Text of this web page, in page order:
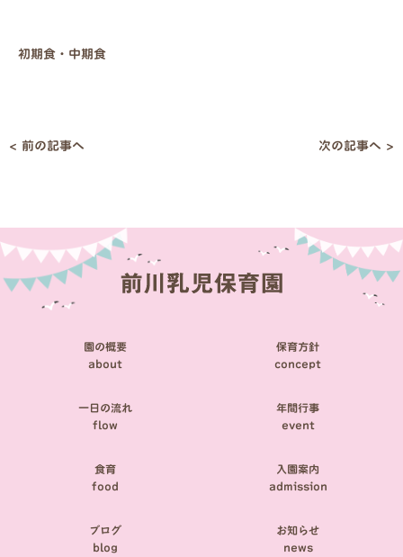
初期食・中期食
投
< 前の記事へ 次の記事へ >
園の概要
about
保育方針
concept
一日の流れ
flow
年間行事
event
食育
food
入園案内
admission
ブログ
blog
お知らせ
news